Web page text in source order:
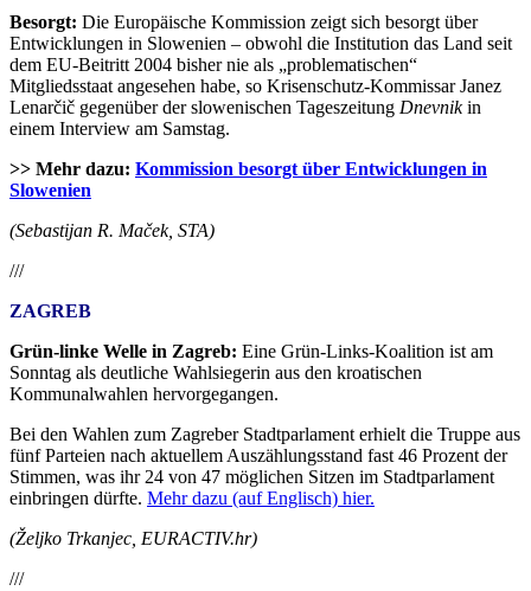
Besorgt: Die Europäische Kommission zeigt sich besorgt über
Entwicklungen in Slowenien – obwohl die Institution das Land seit
dem EU-Beitritt 2004 bisher nie als „problematischen“
Mitgliedsstaat angesehen habe, so Krisenschutz-Kommissar Janez
Lenarčič gegenüber der slowenischen Tageszeitung Dnevnikin
einem Interview am Samstag.
>> Mehr dazu: Kommission besorgt über Entwicklungen in
Slowenien
(Sebastijan R. Maček, STA)
///
ZAGREB
Grün-linke Welle in Zagreb: Eine Grün-Links-Koalition ist am
Sonntag als deutliche Wahlsiegerin aus den kroatischen
Kommunalwahlen hervorgegangen.
Bei den Wahlen zum Zagreber Stadtparlament erhielt die Truppe aus
fünf Parteien nach aktuellem Auszählungsstand fast 46 Prozent der
Stimmen, was ihr 24 von 47 möglichen Sitzen im Stadtparlament
einbringen dürfte. Mehr dazu (auf Englisch) hier.
(Željko Trkanjec, EURACTIV.hr)
///